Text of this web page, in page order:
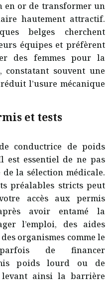
en or de transformer un
hautement attractif.
belges cherchent
équipes et préfèrent
des femmes pour la
constatant souvent une
l’usure mécanique
et tests
conductrice de poids
est essentiel de ne pas
de la sélection médicale.
préalables stricts peut
accès aux permis
avoir entamé la
l’emploi, des aides
organismes comme le
de financer
poids lourd ou de
levant ainsi la barrière